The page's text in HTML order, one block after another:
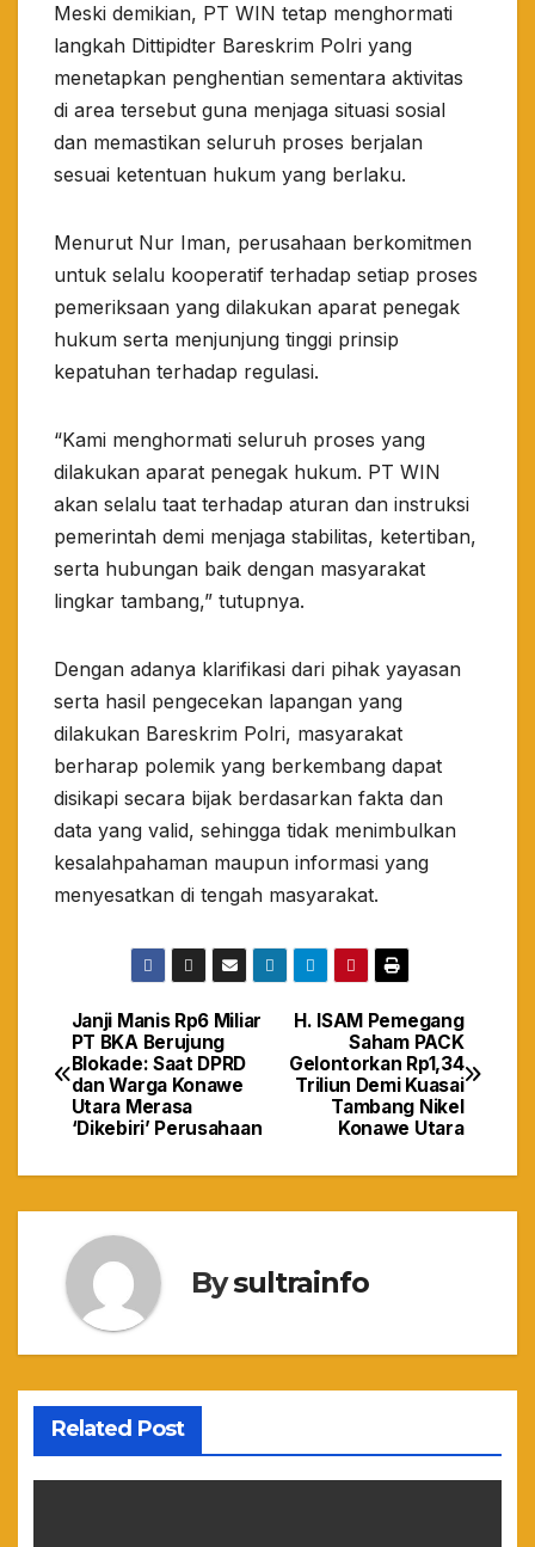
Meski demikian, PT WIN tetap menghormati
langkah Dittipidter Bareskrim Polri yang
menetapkan penghentian sementara aktivitas
di area tersebut guna menjaga situasi sosial
dan memastikan seluruh proses berjalan
sesuai ketentuan hukum yang berlaku.
Menurut Nur Iman, perusahaan berkomitmen
untuk selalu kooperatif terhadap setiap proses
pemeriksaan yang dilakukan aparat penegak
hukum serta menjunjung tinggi prinsip
kepatuhan terhadap regulasi.
“Kami menghormati seluruh proses yang
dilakukan aparat penegak hukum. PT WIN
akan selalu taat terhadap aturan dan instruksi
pemerintah demi menjaga stabilitas, ketertiban,
serta hubungan baik dengan masyarakat
lingkar tambang,” tutupnya.
Dengan adanya klarifikasi dari pihak yayasan
serta hasil pengecekan lapangan yang
dilakukan Bareskrim Polri, masyarakat
berharap polemik yang berkembang dapat
disikapi secara bijak berdasarkan fakta dan
data yang valid, sehingga tidak menimbulkan
kesalahpahaman maupun informasi yang
menyesatkan di tengah masyarakat.
Navigasi
pos
H. ISAM Pemegang
Saham PACK
Gelontorkan Rp1,34
Triliun Demi Kuasai
Tambang Nikel
Konawe Utara
Janji Manis Rp6 Miliar
PT BKA Berujung
Blokade: Saat DPRD
dan Warga Konawe
Utara Merasa
‘Dikebiri’ Perusahaan
Bysultrainfo
Related Post